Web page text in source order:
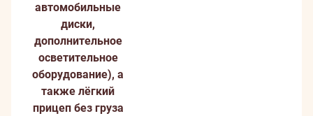
автомобильные
диски,
дополнительное
осветительное
оборудование), а
также лёгкий
прицеп без груза